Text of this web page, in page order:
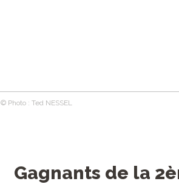
© Photo : Ted NESSEL
Gagnants de la